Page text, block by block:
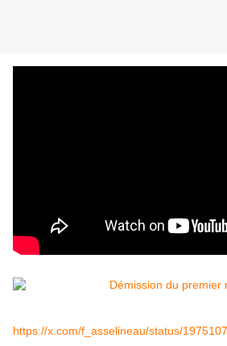
https://x.com/f_asselineau/status/